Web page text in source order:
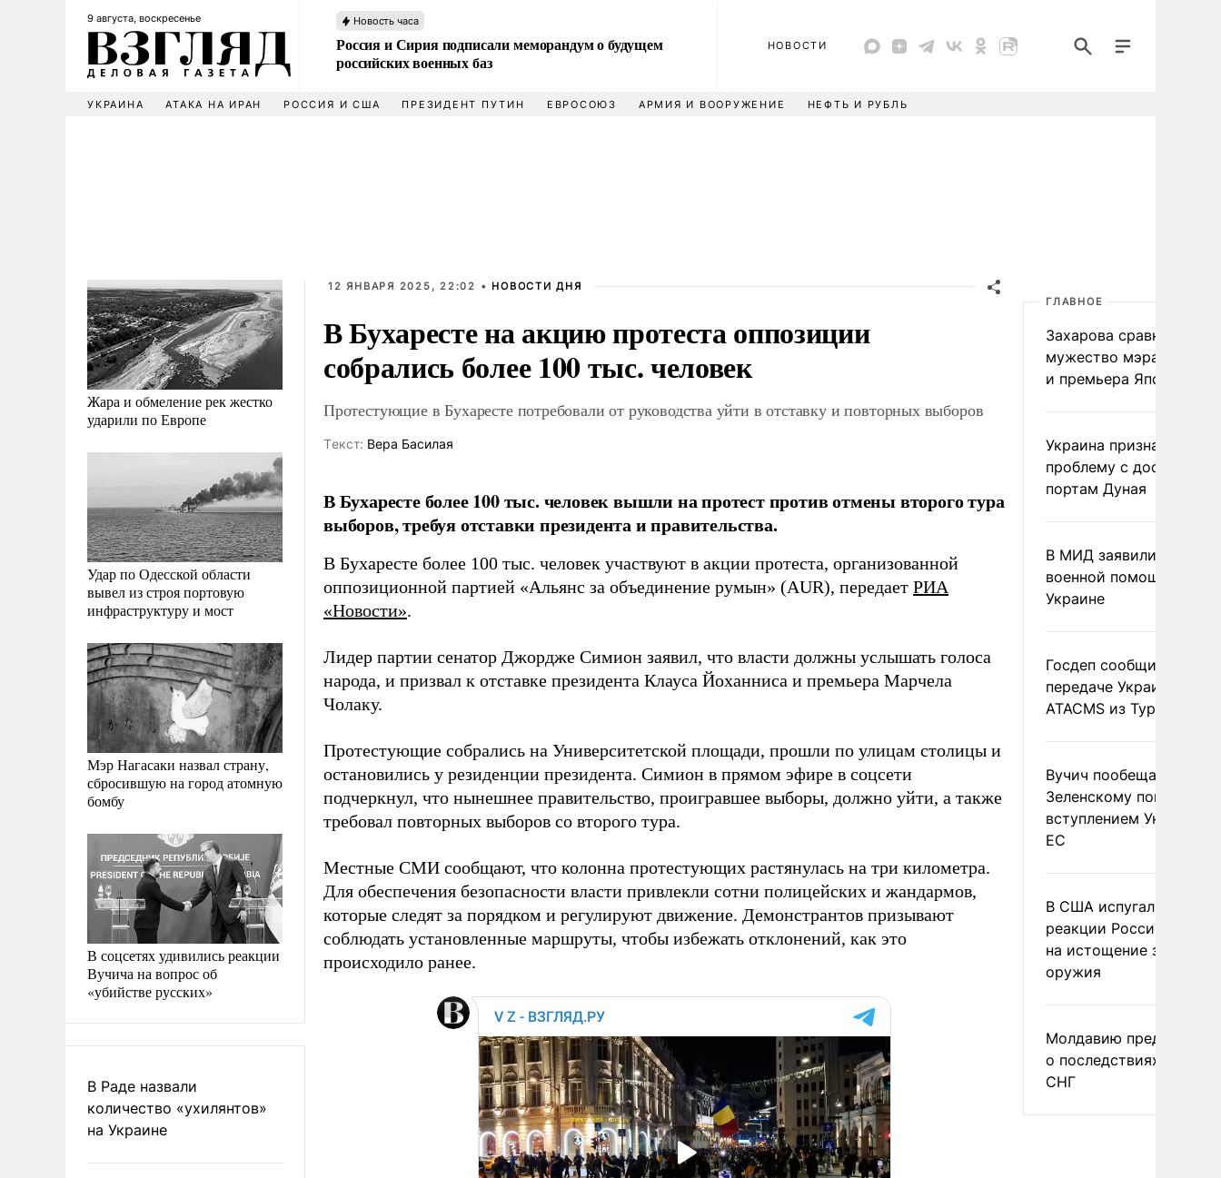
9 августа, воскресенье Новость часа
Россия и Сирия подписали меморандум о будущем
российских военных баз
НОВОСТИ
УКРАИНА АТАКА НА ИРАН РОССИЯ И США ПРЕЗИДЕНТ ПУТИН ЕВРОСОЮЗ АРМИЯ И ВООРУЖЕНИЕ НЕФТЬ И РУБЛЬ
Жара и обмеление рек жестко
ударили по Европе
Удар по Одесской области
вывел из строя портовую
инфраструктуру и мост
Мэр Нагасаки назвал страну,
сбросившую на город атомную
бомбу
В соцсетях удивились реакции
Вучича на вопрос об
«убийстве русских»
В Раде назвали
количество «ухилянтов»
на Украине
12 ЯНВАРЯ 2025, 22:02 • НОВОСТИ ДНЯ
В Бухаресте на акцию протеста оппозиции
собрались более 100 тыс. человек
Протестующие в Бухаресте потребовали от руководства уйти в отставку и повторных выборов
Tекст: Вера Басилая
В Бухаресте более 100 тыс. человек вышли на протест против отмены второго тура
выборов, требуя отставки президента и правительства.
В Бухаресте более 100 тыс. человек участвуют в акции протеста, организованной
оппозиционной партией «Альянс за объединение румын» (AUR), передает РИА
«Новости».
Лидер партии сенатор Джордже Симион заявил, что власти должны услышать голоса
народа, и призвал к отставке президента Клауса Йоханниса и премьера Марчела
Чолаку.
Протестующие собрались на Университетской площади, прошли по улицам столицы и
остановились у резиденции президента. Симион в прямом эфире в соцсети
подчеркнул, что нынешнее правительство, проигравшее выборы, должно уйти, а также
требовал повторных выборов со второго тура.
Местные СМИ сообщают, что колонна протестующих растянулась на три километра.
Для обеспечения безопасности власти привлекли сотни полицейских и жандармов,
которые следят за порядком и регулируют движение. Демонстрантов призывают
соблюдать установленные маршруты, чтобы избежать отклонений, как это
происходило ранее.
ГЛАВНОЕ
Захарова сравнила
мужество мэра
и премьера Японии
Украина признала
проблему с доступом к
портам Дуная
В МИД заявили о
военной помощи
Украине
Госдеп сообщил о
передаче Украине
ATACMS из Турции
Вучич пообещал
Зеленскому помочь со
вступлением Украины в
ЕС
В США испугались
реакции России и
на истощение запасов
оружия
Молдавию
о последствиях выхода
СНГ